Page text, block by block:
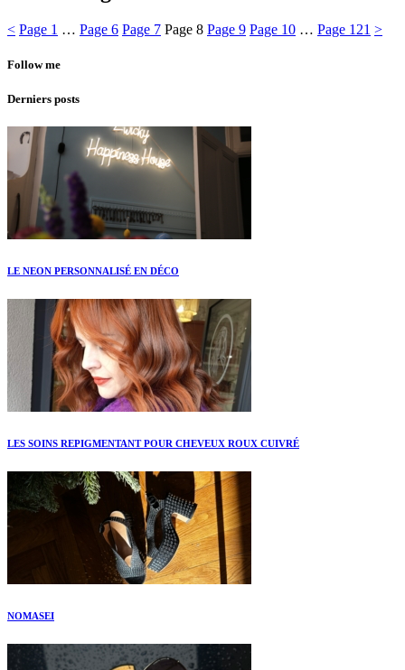
< Page 1 … Page 6 Page 7 Page 8 Page 9 Page 10 … Page 121 >
Follow me
Derniers posts
LE NEON PERSONNALISÉ EN DÉCO
LES SOINS REPIGMENTANT POUR CHEVEUX ROUX CUIVRÉ
NOMASEI